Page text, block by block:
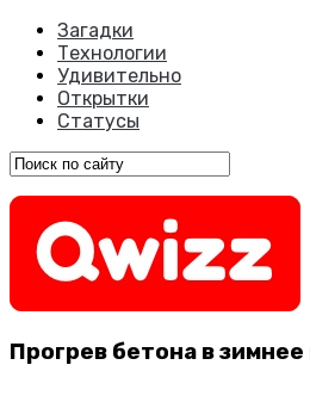
Загадки
Технологии
Удивительно
Открытки
Статусы
Прогрев бетона в зимнее